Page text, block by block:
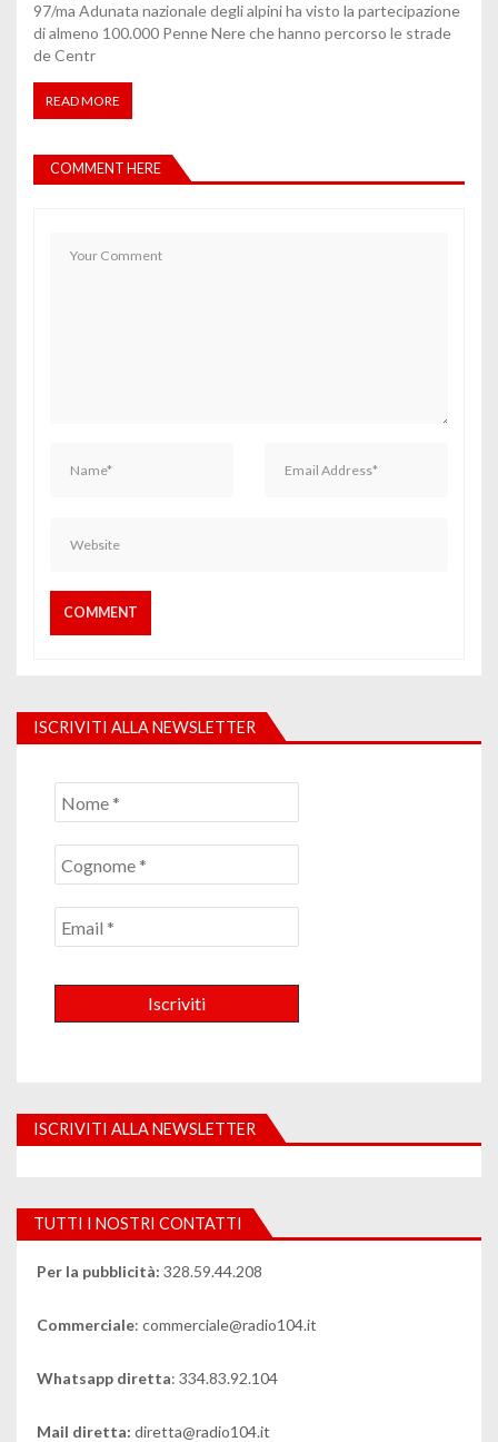
97/ma Adunata nazionale degli alpini ha visto la partecipazione
di almeno 100.000 Penne Nere che hanno percorso le strade
de Centr
READ MORE
COMMENT HERE
ISCRIVITI ALLA NEWSLETTER
ISCRIVITI ALLA NEWSLETTER
TUTTI I NOSTRI CONTATTI
Per la pubblicità: 328.59.44.208
Commerciale: commerciale@radio104.it
Whatsapp diretta: 334.83.92.104
Mail diretta: diretta@radio104.it